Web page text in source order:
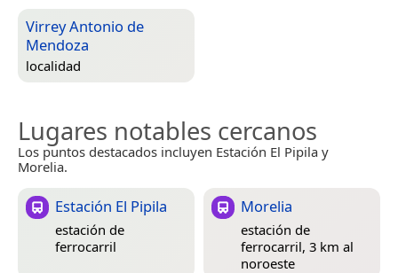
Virrey Antonio de
Mendoza
localidad
Lugares notables cercanos
Los puntos destacados incluyen Estación El Pipila y
Morelia.
Estación El Pipila
estación de
ferrocarril
Morelia
estación de
ferrocarril, 3 km al
noroeste